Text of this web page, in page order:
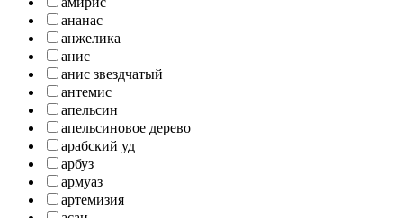
ананас
анжелика
анис
анис звездчатый
антемис
апельсин
апельсиновое дерево
арабский уд
арбуз
армуаз
артемизия